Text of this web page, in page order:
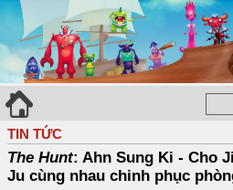
TIN TỨC
The Hunt: Ahn Sung Ki - Cho
Ju cùng nhau chinh phục